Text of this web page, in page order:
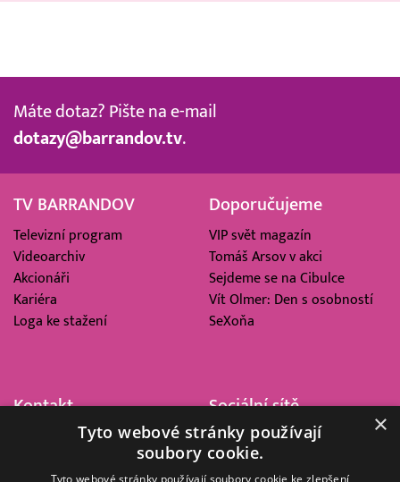
Máte dotaz? Pište na e-mail
dotazy@barrandov.tv.
TV BARRANDOV
Televizní program
Videoarchiv
Akcionáři
Kariéra
Loga ke stažení
Doporučujeme
VIP svět magazín
Tomáš Arsov v akci
Sejdeme se na Cibulce
Vít Olmer: Den s osobností
SeXoňa
Kontakt
Barrandov Televizní Studio,
Sociální sítě
×
Tyto webové stránky používají
soubory cookie.
Tyto webové stránky používají soubory cookie ke zlepšení